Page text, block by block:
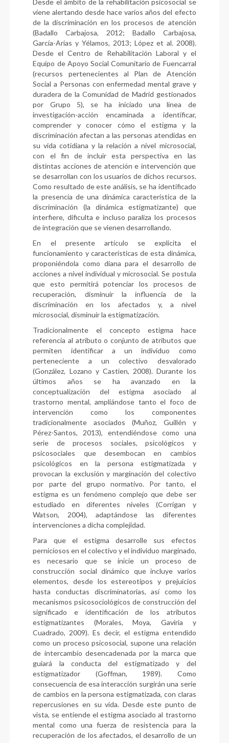
Desde el ámbito de la rehabilitación psicosocial se
viene alertando desde hace varios años del efecto
de la discriminación en los procesos de atención
(Badallo Carbajosa, 2012; Badallo Carbajosa,
García-Arias y Yélamos, 2013; López et al. 2008).
Desde el Centro de Rehabilitación Laboral y el
Equipo de Apoyo Social Comunitario de Fuencarral
(recursos pertenecientes al Plan de Atención
Social a Personas con enfermedad mental grave y
duradera de la Comunidad de Madrid gestionados
por Grupo 5), se ha iniciado una línea de
investigación-acción encaminada a identificar,
comprender y conocer cómo el estigma y la
discriminación afectan a las personas atendidas en
su vida cotidiana y la relación a nivel microsocial,
con el fin de incluir esta perspectiva en las
distintas acciones de atención e intervención que
se desarrollan con los usuarios de dichos recursos.
Como resultado de este análisis, se ha identificado
la presencia de una dinámica característica de la
discriminación (la dinámica estigmatizante) que
interfiere, dificulta e incluso paraliza los procesos
de integración que se vienen desarrollando.
En el presente artículo se explicita el
funcionamiento y características de esta dinámica,
proponiéndola como diana para el desarrollo de
acciones a nivel individual y microsocial. Se postula
que esto permitirá potenciar los procesos de
recuperación, disminuir la influencia de la
discriminación en los afectados y, a nivel
microsocial, disminuir la estigmatización.
Tradicionalmente el concepto estigma hace
referencia al atributo o conjunto de atributos que
permiten identificar a un individuo como
perteneciente a un colectivo desvalorado
(González, Lozano y Castien, 2008). Durante los
últimos años se ha avanzado en la
conceptualización del estigma asociado al
trastorno mental, ampliándose tanto el foco de
intervención como los componentes
tradicionalmente asociados (Muñoz, Guillén y
Pérez-Santos, 2013), entendiéndose como una
serie de procesos sociales, psicológicos y
psicosociales que desembocan en cambios
psicológicos en la persona estigmatizada y
provocan la exclusión y marginación del colectivo
por parte del grupo normativo. Por tanto, el
estigma es un fenómeno complejo que debe ser
estudiado en diferentes niveles (Corrigan y
Watson, 2004), adaptándose las diferentes
intervenciones a dicha complejidad.
Para que el estigma desarrolle sus efectos
perniciosos en el colectivo y el individuo marginado,
es necesario que se inicie un proceso de
construcción social dinámico que incluye varios
elementos, desde los estereotipos y prejuicios
hasta conductas discriminatorias, así como los
mecanismos psicosociológicos de construcción del
significado e identificación de los atributos
estigmatizantes (Morales, Moya, Gaviria y
Cuadrado, 2009). Es decir, el estigma entendido
como un proceso psicosocial, supone una relación
de intercambio desencadenada por la marca que
guiará la conducta del estigmatizado y del
estigmatizador (Goffman, 1989). Como
consecuencia de esa interacción surgirán una serie
de cambios en la persona estigmatizada, con claras
repercusiones en su vida. Desde este punto de
vista, se entiende el estigma asociado al trastorno
mental como una fuerza de resistencia para la
recuperación de los afectados, el desarrollo de un